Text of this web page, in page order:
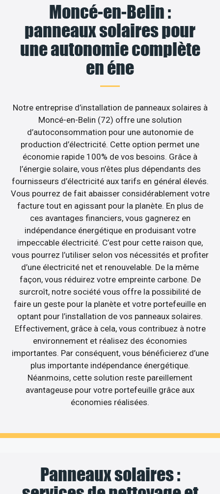
Moncé-en-Belin :
panneaux solaires pour
une autonomie complète
en éne
Notre entreprise d’installation de panneaux solaires à
Moncé-en-Belin (72) offre une solution
d’autoconsommation pour une autonomie de
production d’électricité. Cette option permet une
économie rapide 100% de vos besoins. Grâce à
l’énergie solaire, vous n’êtes plus dépendants des
fournisseurs d’électricité aux tarifs en général élevés.
Vous pourrez de fait abaisser considérablement votre
facture tout en agissant pour la planète. En plus de
ces avantages financiers, vous gagnerez en
indépendance énergétique en produisant votre
impeccable électricité. C’est pour cette raison que,
vous pourrez l’utiliser selon vos nécessités et profiter
d’une électricité net et renouvelable. De la même
façon, vous réduirez votre empreinte carbone. De
surcroît, notre société vous offre la possibilité de
faire un geste pour la planète et votre portefeuille en
optant pour l’installation de vos panneaux solaires.
Effectivement, grâce à cela, vous contribuez à notre
environnement et réalisez des économies
importantes. Par conséquent, vous bénéficierez d’une
plus importante indépendance énergétique.
Néanmoins, cette solution reste pareillement
avantageuse pour votre portefeuille grâce aux
économies réalisées.
Panneaux solaires :